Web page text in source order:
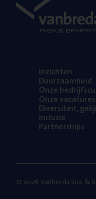
Inzich­ten
Duur­zaam­heid
Onze
Onze vaca­tu­res
Diver­si­teit,
inclusie
Part­ner­ships
© 2026 Vanbreda Risk &